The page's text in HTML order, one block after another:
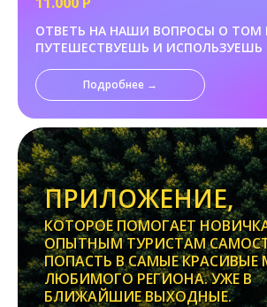
ОТВЕТЬ НА НАШИ ВОПРОСЫ О ТОМ
ПУТЕШЕСТВУЕШЬ И
Подробнее →
ПРИЛОЖЕНИЕ,
КОТОРОЕ ПОМОГАЕТ
ОПЫТНЫМ ТУРИСТАМ
ПОПАСТЬ В САМЫЕ КРАСИВЫЕ
ЛЮБИМОГО РЕГИОНА. УЖЕ В
БЛИЖАЙШИЕ ВЫХОДНЫЕ.